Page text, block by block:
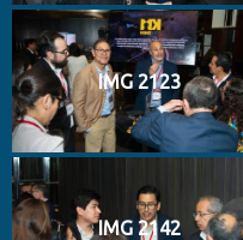
IMG 2123
IMG 2142